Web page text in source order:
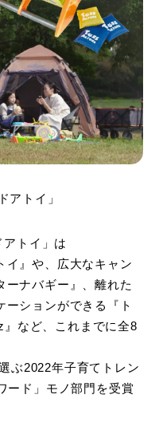
アトイ」
トイ」は
イ』や、広大なキャン
ーナバギー』、離れた
ーションができる『ト
など、これまでに全8
ぶ2022年子育てトレン
ード」モノ部門を受賞